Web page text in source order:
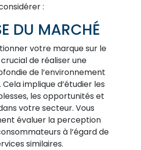
:
DU MARCHÉ
votre marque sur le
de réaliser une
de l’environnement
implique d’étudier les
les opportunités et
votre secteur. Vous
évaluer la perception
à l’égard de
similaires.